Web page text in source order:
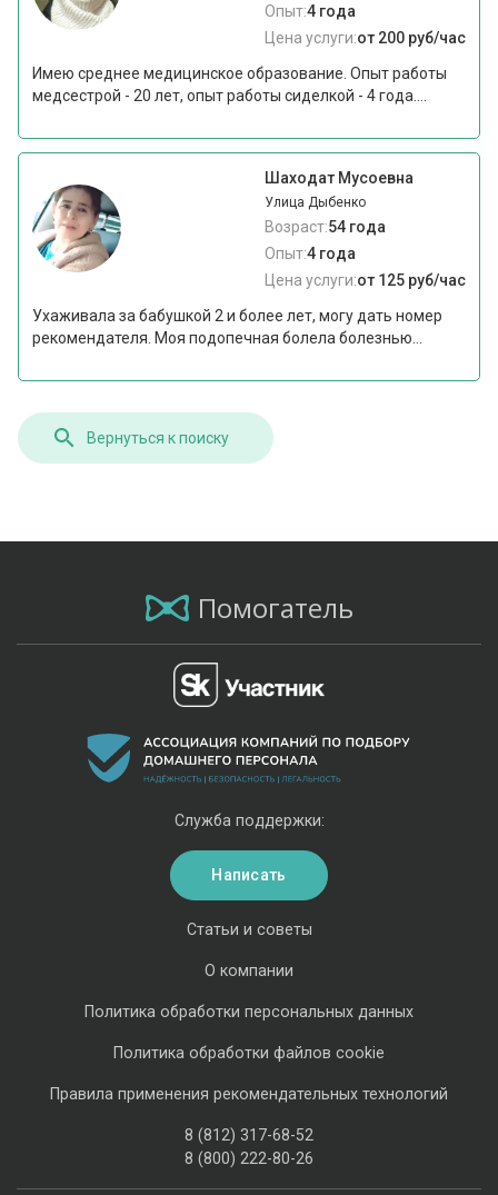
Опыт:4 года
Цена услуги:от 200 руб/час
Имею среднее медицинское образование. Опыт работы
медсестрой - 20 лет, опыт работы сиделкой - 4 года....
Шаходат Мусоевна
Улица Дыбенко
Возраст:54 года
Опыт:4 года
Цена услуги:от 125 руб/час
Ухаживала за бабушкой 2 и более лет, могу дать номер
рекомендателя. Моя подопечная болела болезнью...
Вернуться к поиску
Помогатель
Статьи и советы
О компании
Политика обработки персональных данных
Политика обработки файлов cookie
Правила применения рекомендательных технологий
8 (812) 317-68-52
8 (800) 222-80-26
Служба поддержки:
Написать